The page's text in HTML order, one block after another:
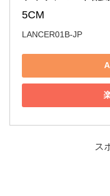
5CM
LANCER01B-JP
ス